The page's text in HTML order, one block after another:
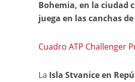
Bohemia, en la ciudad
juega en las canchas
Cuadro ATP Challenger
La Isla Stvanice en